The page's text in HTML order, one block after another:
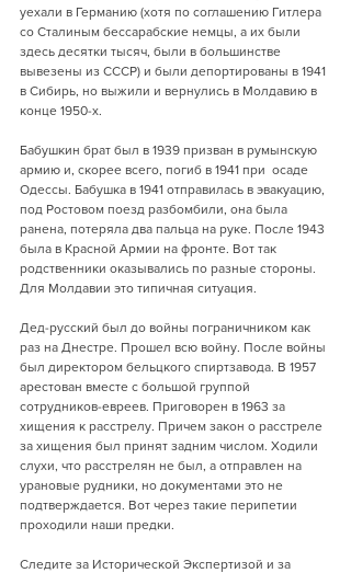
уехали в Германию (хотя по соглашению Гитлера
со Сталиным бессарабские немцы, а их были
здесь десятки тысяч, были в большинстве
вывезены из СССР) и были депортированы в 1941
в Сибирь, но выжили и вернулись в Молдавию в
конце 1950-х.
Бабушкин брат был в 1939 призван в румынскую
армию и, скорее всего, погиб в 1941 при  осаде
Одессы. Бабушка в 1941 отправилась в эвакуацию,
под Ростовом поезд разбомбили, она была
ранена, потеряла два пальца на руке. После 1943
была в Красной Армии на фронте. Вот так
родственники оказывались по разные стороны.
Для Молдавии это типичная ситуация.
Дед-русский был до войны пограничником как
раз на Днестре. Прошел всю войну. После войны
был директором бельцкого спиртзавода. В 1957
арестован вместе с большой группой
сотрудников-евреев. Приговорен в 1963 за
хищения к расстрелу. Причем закон о расстреле
за хищения был принят задним числом. Ходили
слухи, что расстрелян не был, а отправлен на
урановые рудники, но документами это не
подтверждается. Вот через такие перипетии
проходили наши предки.
Следите за Исторической Экспертизой и за